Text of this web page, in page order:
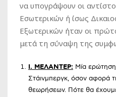
να υπογράψουν οι
Εσωτερικών ή ίσως
Εξωτερικών ήταν οι
μετά τη σύναψη της
I. MΕΛΑΝΤΕΡ: Μία
Στάινμπεργκ, όσον αφορά
θεωρήσεων. Πότε θα